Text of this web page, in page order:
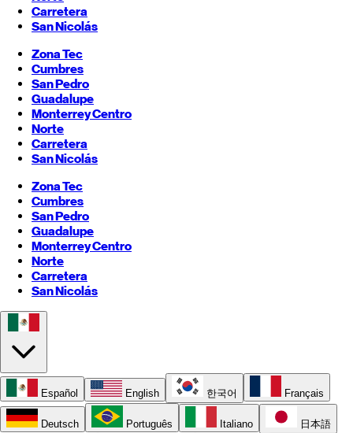
Carretera
San Nicolás
Zona Tec
Cumbres
San Pedro
Guadalupe
MonterreyCentro
Norte
Carretera
San Nicolás
Zona Tec
Cumbres
San Pedro
Guadalupe
MonterreyCentro
Norte
Carretera
San Nicolás
Español English 한국어 Français
Deutsch Português Italiano 日本語